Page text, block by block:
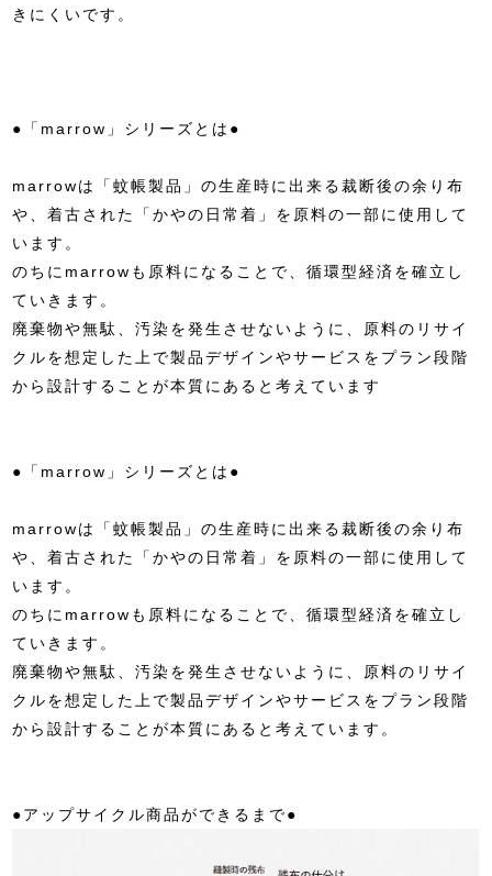
きにくいです。
●「marrow」シリーズとは●
marrowは「蚊帳製品」の生産時に出来る裁断後の余り布
や、着古された「かやの日常着」を原料の一部に使用して
います。
のちにmarrowも原料になることで、循環型経済を確立し
ていきます。
廃棄物や無駄、汚染を発生させないように、原料のリサイ
クルを想定した上で製品デザインやサービスをプラン段階
から設計することが本質にあると考えています
●「marrow」シリーズとは●
marrowは「蚊帳製品」の生産時に出来る裁断後の余り布
や、着古された「かやの日常着」を原料の一部に使用して
います。
のちにmarrowも原料になることで、循環型経済を確立し
ていきます。
廃棄物や無駄、汚染を発生させないように、原料のリサイ
クルを想定した上で製品デザインやサービスをプラン段階
から設計することが本質にあると考えています。
●アップサイクル商品ができるまで●